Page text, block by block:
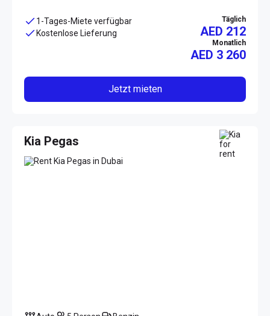
1-Tages-Miete verfügbar
Kostenlose Lieferung
Täglich
AED 212
Monatlich
AED 3 260
Jetzt mieten
Kia Pegas